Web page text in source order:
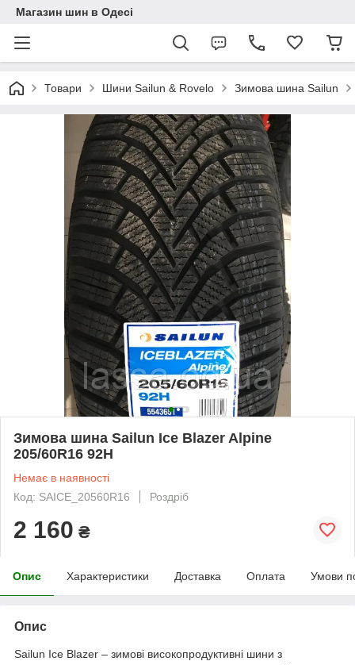
Магазин шин в Одесі
Товари Шини Sailun & Rovelo Зимова шина Sailun
Зимова шина Sailun Ice Blazer Alpine
205/60R16 92H
Немає в наявності
Код: SAICE_20560R16
Роздріб
2 160 ₴
Опис Характеристики Доставка Оплата Умови
Опис
Sailun Ice Blazer – зимові високопродуктивні шини з